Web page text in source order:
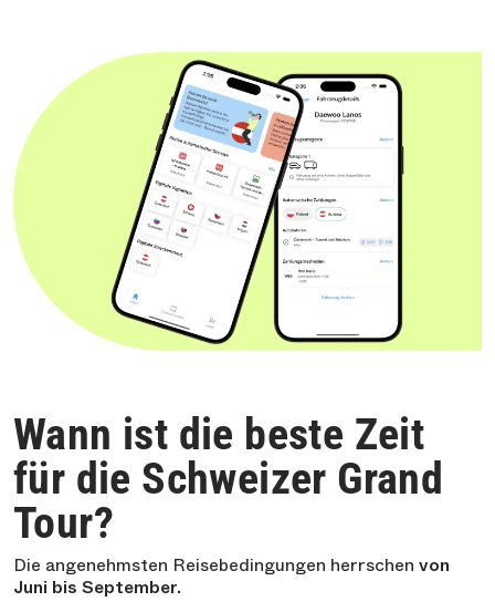
Wann ist die beste Zeit
für die Schweizer Grand
Tour?
Die angenehmsten Reisebedingungen herrschen von
Juni bis September.